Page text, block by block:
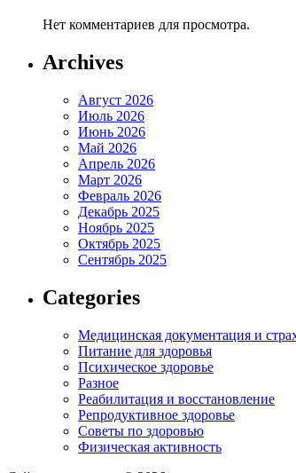
Нет комментариев для просмотра.
Archives
Август 2026
Июль 2026
Июнь 2026
Май 2026
Апрель 2026
Март 2026
Февраль 2026
Декабрь 2025
Ноябрь 2025
Октябрь 2025
Сентябрь 2025
Categories
Медицинская документация и
Питание для здоровья
Психическое здоровье
Разное
Реабилитация и восстановление
Репродуктивное здоровье
Советы по здоровью
Физическая активность